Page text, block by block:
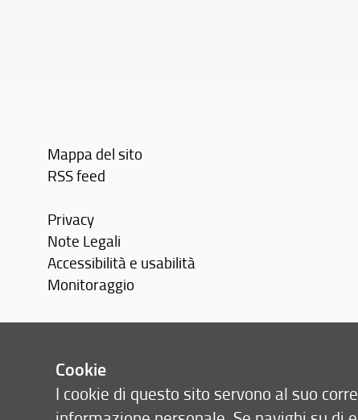
Mappa del sito
RSS feed
Privacy
Note Legali
Accessibilità e usabilità
Monitoraggio
Area personale
Cookie
I cookie di questo sito servono al suo